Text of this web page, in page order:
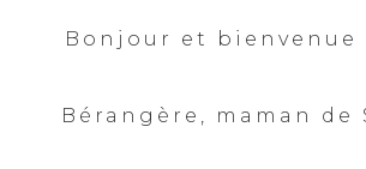
Bonjour et bienvenue
Bérangère, maman de